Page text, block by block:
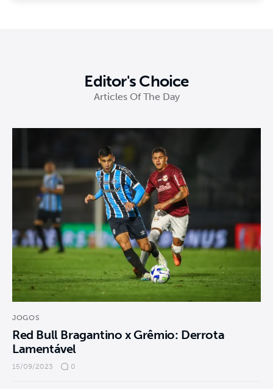
Editor's Choice
Articles Of The Day
JOGOS
Red Bull Bragantino x Grêmio: Derrota
Lamentável
15/09/2023 0